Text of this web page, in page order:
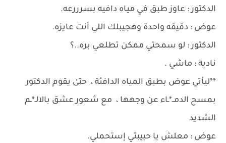
الدكتور : عاوز طبق في مياه دافيه بسرررعه.
عوض : دقيقه واحدة وهجيبلك اللي أنت عايزه.
الدكتور : لو سمحتي ممكن تطلعي بره..؟
نادية : ماشي .
**ليأتي عوض بطبق المياه الدافئة ، حتىٰ يقوم الدكتور
بمسح الدمــ*ـاء عن وجهها ، مع شعور عشق بالالـ*ـم
الشديد
عوض : معلش يا حبيبتي إستحملي.